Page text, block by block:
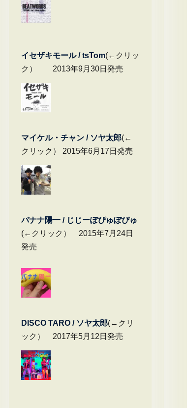
イセザキモール / tsTom(←クリッ
ク） 2013年9月30日発売
マイケル・チャ ン / ソヤ太郎(←
クリック） 2015年6月17日発売
バナナ陽一 / じじーぽぴゅぽぴゅ
(←クリック） 2015年7月24日
発売
DISCO TARO / ソヤ太郎(←クリ
ック） 2017年5月12日発売